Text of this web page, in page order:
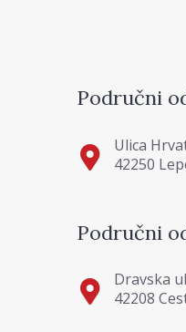
Područni
Ulica
42250
Područni
Dravska
42208